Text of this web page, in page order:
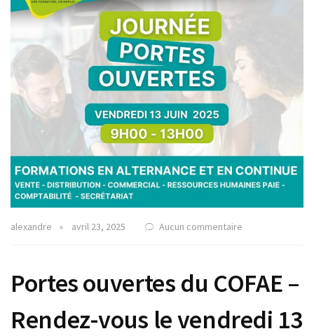
alexandre avril 23, 2025 Aucun commentaire
Portes ouvertes du COFAE –
Rendez-vous le vendredi 13